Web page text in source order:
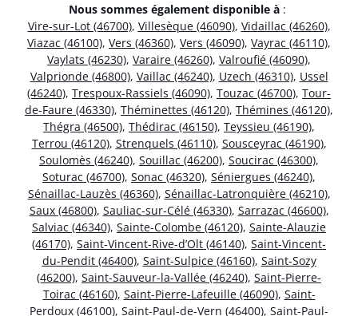
Nous sommes également disponible à :
Vire-sur-Lot (46700), Villesèque (46090), Vidaillac (46260),
Viazac (46100), Vers (46360), Vers (46090), Vayrac (46110),
Vaylats (46230), Varaire (46260), Valroufié (46090),
Valprionde (46800), Vaillac (46240), Uzech (46310), Ussel
(46240), Trespoux-Rassiels (46090), Touzac (46700), Tour-
de-Faure (46330), Théminettes (46120), Thémines (46120),
Thégra (46500), Thédirac (46150), Teyssieu (46190),
Terrou (46120), Strenquels (46110), Sousceyrac (46190),
Soulomès (46240), Souillac (46200), Soucirac (46300),
Soturac (46700), Sonac (46320), Séniergues (46240),
Sénaillac-Lauzès (46360), Sénaillac-Latronquière (46210),
Saux (46800), Sauliac-sur-Célé (46330), Sarrazac (46600),
Salviac (46340), Sainte-Colombe (46120), Sainte-Alauzie
(46170), Saint-Vincent-Rive-d’Olt (46140), Saint-Vincent-
du-Pendit (46400), Saint-Sulpice (46160), Saint-Sozy
(46200), Saint-Sauveur-la-Vallée (46240), Saint-Pierre-
Toirac (46160), Saint-Pierre-Lafeuille (46090), Saint-
Perdoux (46100), Saint-Paul-de-Vern (46400), Saint-Paul-